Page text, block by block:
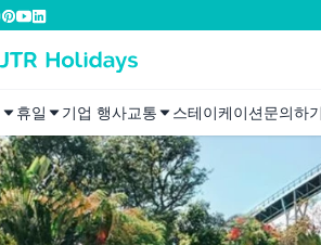
휴일 기업 행사교통 스테이케이션문의하